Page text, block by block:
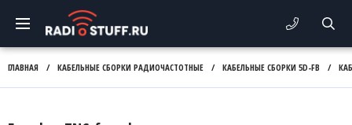
ГЛАВНАЯ / КАБЕЛЬНЫЕ СБОРКИ РАДИОЧАСТОТНЫЕ / КАБЕЛЬНЫЕ СБОРКИ 5D-FB /